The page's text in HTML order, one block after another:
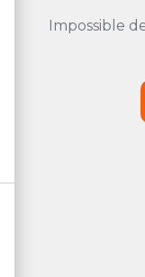
Impossible